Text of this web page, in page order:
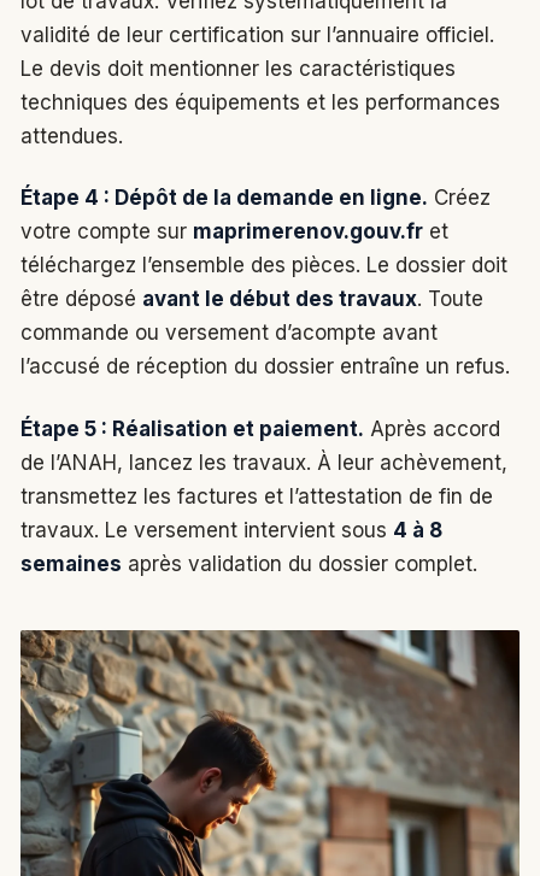
validité de leur certification sur l’annuaire officiel.
Le devis doit mentionner les caractéristiques
techniques des équipements et les performances
attendues.
Étape 4 : Dépôt de la demande en ligne. Créez
votre compte sur maprimerenov.gouv.fr et
téléchargez l’ensemble des pièces. Le dossier doit
être déposé avant le début des travaux. Toute
commande ou versement d’acompte avant
l’accusé de réception du dossier entraîne un refus.
Étape 5 : Réalisation et paiement. Après accord
de l’ANAH, lancez les travaux. À leur achèvement,
transmettez les factures et l’attestation de fin de
travaux. Le versement intervient sous 4 à 8
semaines après validation du dossier complet.